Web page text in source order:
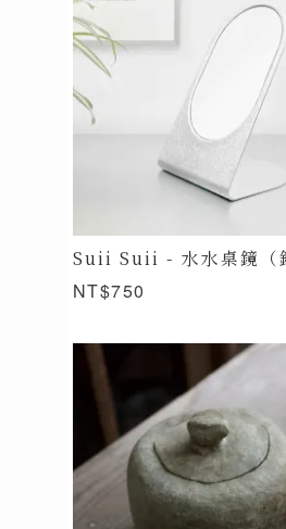
Suii Suii - 水水桌鏡（
NT$750